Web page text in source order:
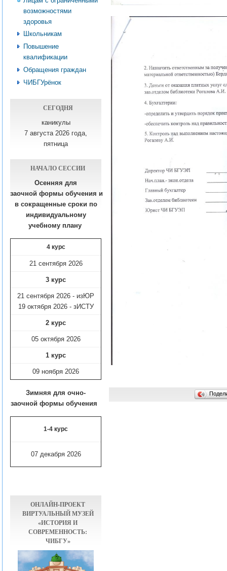
возможностями
здоровья
Школьникам
Повышение
квалификации
Обращения граждан
ЧИБГУрёнок
СЕГОДНЯ
каникулы
7 августа 2026 года,
пятница
НАЧАЛО СЕССИИ
Осенняя для
заочной формы обучения и
в сокращенные сроки по
индивидуальному
учебному плану​
4 курс
21 сентября 2026
3 курс
21 сентября 2026 - изЮР
19 октября 2026 - зИСТУ
2 курс
05 октября 2026
1 курс
09 ноября 2026
Зимняя для очно-
заочной формы обучения
1-4 курс
07 декабря 2026
ОНЛАЙН-ПРОЕКТ
ВИРТУАЛЬНЫЙ МУЗЕЙ
«ИСТОРИЯ И
СОВРЕМЕННОСТЬ:
ЧИБГУ»